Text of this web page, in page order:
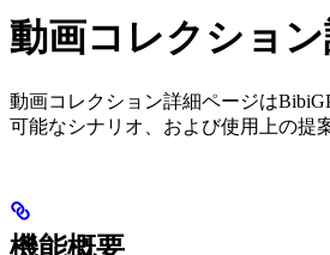
動画コレクショ
動画コレクション詳細ページは
可能なシナリオ、および使用上の提
機能概要